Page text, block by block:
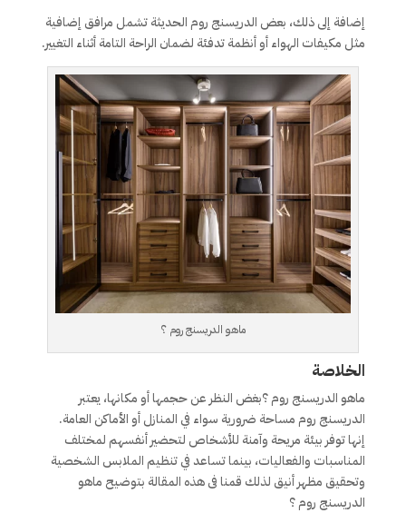
إضافة إلى ذلك، بعض الدريسنج روم الحديثة تشمل مرافق إضافية
مثل مكيفات الهواء أو أنظمة تدفئة لضمان الراحة التامة أثناء التغيير.
ماهو الدريسنج روم ؟
الخلاصة
ماهو الدريسنج روم ؟بغض النظر عن حجمها أو مكانها، يعتبر
الدريسنج روم مساحة ضرورية سواء في المنازل أو الأماكن العامة.
إنها توفر بيئة مريحة وآمنة للأشخاص لتحضير أنفسهم لمختلف
المناسبات والفعاليات، بينما تساعد في تنظيم الملابس الشخصية
وتحقيق مظهر أنيق لذلك قمنا فى هذه المقالة بتوضيح ماهو
الدريسنج روم ؟